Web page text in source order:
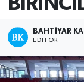
BAHTIYAR
EDITÖR
EĞİTİM
EKONOMİ
Süper Lig
Tüm